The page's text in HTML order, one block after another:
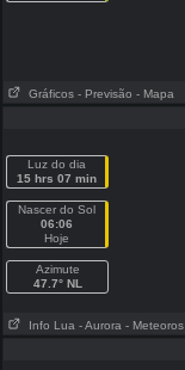
Gráficos - Previsão - Mapa
Luz do dia
15 hrs 07 min
Nascer do Sol
06:06
Hoje
Azimute
47.7° NL
Info Lua - Aurora - Meteoros